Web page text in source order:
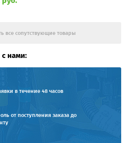
все сопутствующие товары
нами:
в течение 48 часов
от поступления заказа до